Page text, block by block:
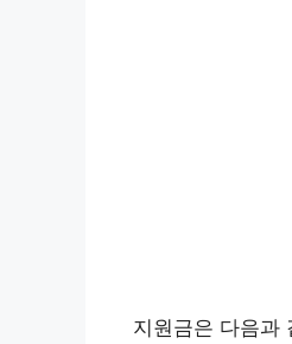
지원금은 다음과